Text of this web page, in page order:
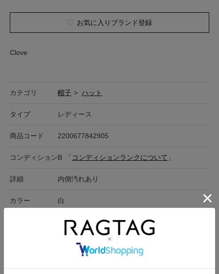
お気に入りブランド登録
Clove
カテゴリ 帽子 > ハット
タイプ レディース
商品コード 2200677842905
コンディションB 「 コンディションランクについて 」
詳細 内側汚れあり
カラー 白
綿100%